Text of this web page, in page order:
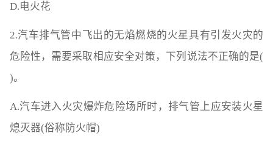
D.电火花
2.汽车排气管中飞出的无焰燃烧的火星具有引发火灾的
危险性，需要采取相应安全对策，下列说法不正确的是(
)。
A.汽车进入火灾爆炸危险场所时，排气管上应安装火星
熄灭器(俗称防火帽)